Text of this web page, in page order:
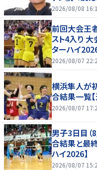
2026/08/08
前回大会王
スト4入り
ターハイ
2026/08/07
横浜隼人が
合結果一覧
2026/08/07
男子3日目（
合結果と最
ハイ2026】
2026/08/07